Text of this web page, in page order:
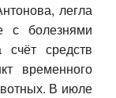
легла
с болезнями
средств
временного
В июле